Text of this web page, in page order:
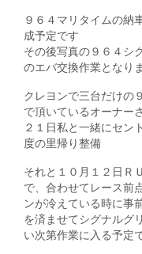
９６４マリタイムの納
成予定です
その後写真の９６４シ
のエバ交換作業となり
クレヨンで三台だけの
で頂いているオーナー
２１日私と一緒にセン
度の里帰り整備
それと１０月１２日Ｒ
で、合わせてレース前
ンが冷えている時に事
を済ませてシグナル
い次第作業に入る予定